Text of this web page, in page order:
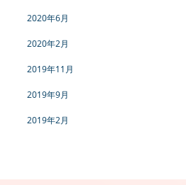
2020年6月
2020年2月
2019年11月
2019年9月
2019年2月